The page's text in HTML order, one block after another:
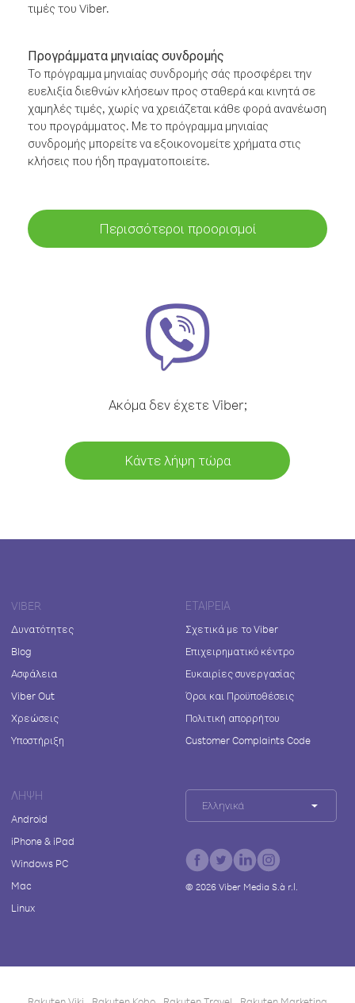
τιμές του Viber.
Προγράμματα μηνιαίας συνδρομής
Το πρόγραμμα μηνιαίας συνδρομής σάς προσφέρει την
ευελιξία διεθνών κλήσεων προς σταθερά και κινητά σε
χαμηλές τιμές, χωρίς να χρειάζεται κάθε φορά ανανέωση
του προγράμματος. Με το πρόγραμμα μηνιαίας
συνδρομής μπορείτε να εξοικονομείτε χρήματα στις
κλήσεις που ήδη πραγματοποιείτε.
Περισσότεροι προορισμοί
Ακόμα δεν έχετε Viber;
Κάντε λήψη τώρα
VIBER
Δυνατότητες
Blog
Ασφάλεια
Viber Out
Χρεώσεις
Υποστήριξη
ΕΤΑΙΡΕΊΑ
Σχετικά με το Viber
Επιχειρηματικό κέντρο
Ευκαιρίες συνεργασίας
Όροι και Προϋποθέσεις
Πολιτική απορρήτου
Customer Complaints Code
ΛΉΨΗ
Android
iPhone & iPad
Windows PC
Mac
Linux
Ελληνικά
© 2026Viber Media S.à r.l.